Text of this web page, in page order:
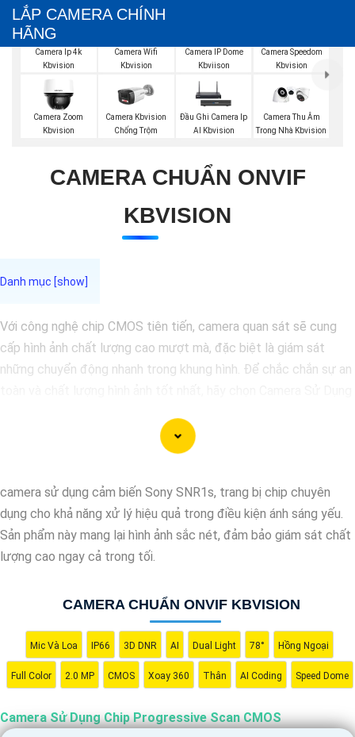
LẮP CAMERA CHÍNH
HÃNG
Camera Ip 4k
Kbvision
Camera Wifi
Kbvision
Camera IP Dome
Kbviison
Camera Speedom
Kbvision
Camera Zoom
Kbvision
Camera Kbvision
Chống Trộm
Đầu Ghi Camera Ip
AI Kbvision
Camera Thu Âm
Trong Nhà Kbvision
CAMERA CHUẨN ONVIF
KBVISION
Với công nghệ chip CMOS tiên tiến, camera quan sát sẽ cung
cấp hình ảnh chất lượng cao mượt mà, đặc biệt là giám sát
những chuyển động nhanh trong khung hình. Để chắc chắn sự an
camera sử dụng cảm biến Sony SNR1s, trang bị chip chuyên
dụng cho khả năng xử lý hiệu quả trong điều kiện ánh sáng yếu.
Sản phẩm này mang lại hình ảnh sắc nét, đảm bảo giám sát chất
lượng cao ngay cả trong tối.
CAMERA CHUẨN ONVIF KBVISION
Mic Và Loa IP66 3D DNR AI Dual Light 78° Hồng Ngoại
Full Color 2.0 MP CMOS Xoay 360 Thân AI Coding Speed Dome
Camera Sử Dụng Chip Progressive Scan CMOS